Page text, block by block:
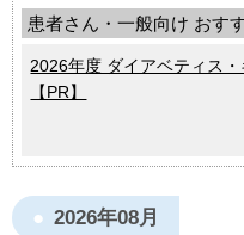
患者さん・一般向け おす
2026年度 ダイアベティス
【PR】
2026年08月